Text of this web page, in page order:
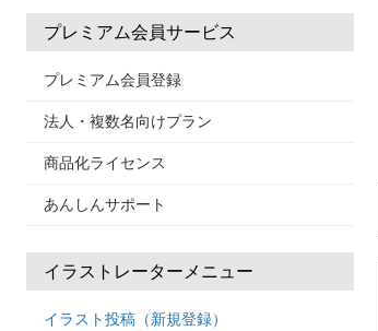
プレミアム会員サービス
プレミアム会員登録
法人・複数名向けプラン
商品化ライセンス
あんしんサポート
イラストレーターメニュー
イラスト投稿（新規登録）